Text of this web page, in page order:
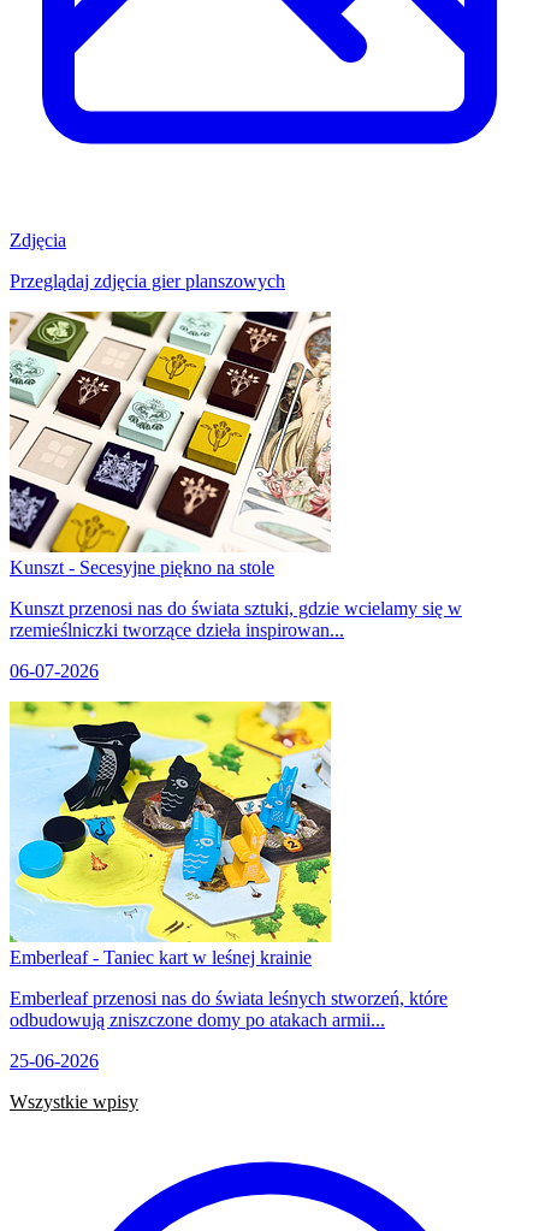
Zdjęcia
Przeglądaj zdjęcia gier planszowych
Kunszt - Secesyjne piękno na stole
Kunszt przenosi nas do świata sztuki, gdzie wcielamy się w
rzemieślniczki tworzące dzieła inspirowan...
06-07-2026
Emberleaf - Taniec kart w leśnej krainie
Emberleaf przenosi nas do świata leśnych stworzeń, które
odbudowują zniszczone domy po atakach armii...
25-06-2026
Wszystkie wpisy